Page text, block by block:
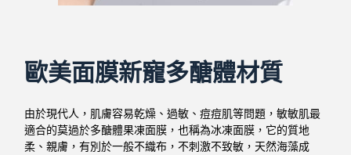
歐美面膜新寵多醣體材質
由於現代人，肌膚容易乾燥、過敏、痘痘肌等問題，敏敏肌最
適合的莫過於多醣體果凍面膜，也稱為冰凍面膜，它的質地
柔、親膚，有別於一般不織布，不刺激不致敏，天然海藻成